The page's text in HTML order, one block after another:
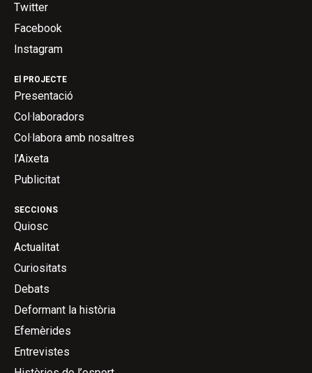
SECCIONS
Quiosc
Actualitat
Curiositats
Debats
Deformant la història
Efemèrides
Entrevistes
El PROJECTE
Presentació
Col·laboradors
Col·labora amb nosaltres
l’Aixeta
Publicitat
Twitter
Facebook
Instagram